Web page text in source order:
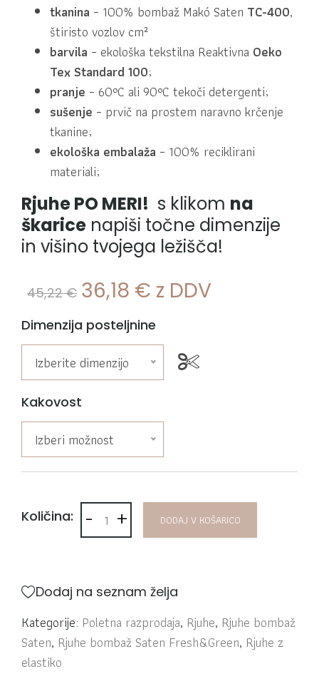
tkanina – 100% bombaž Makó Saten TC-400,
štiristo vozlov cm²
barvila – ekološka tekstilna Reaktivna Oeko
Tex Standard 100;
pranje – 60°C ali 90°C tekoči detergenti;
sušenje – prvič na prostem naravno krčenje
tkanine;
ekološka embalaža – 100% reciklirani
materiali;
Rjuhe PO MERI! s klikom na
škarice napiši točne dimenzije
in višino tvojega ležišča!
45,22€ 36,18 € z DDV
Dimenzija posteljnine
Izberite dimenzijo
Kakovost
Izberi možnost
Količina: Rjuha bombaž Saten Fresh&Green Navy
+
- DODAJ V KOŠARICO
Dodaj na seznam želja
Kategorije: Poletna razprodaja, Rjuhe, Rjuhe bombaž
Saten, Rjuhe bombaž Saten Fresh&Green, Rjuhe z
elastiko